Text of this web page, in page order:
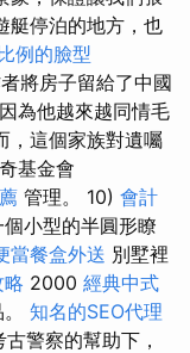
艇停泊的地方，也
例的臉型
將房子留給了中國
為他越來越同情毛
，這個家族對遺囑
基金會
管理。 10) 會計
小型的半圓形瞭
當餐盒外送 別墅裡
2000 經典中式
知名的SEO代理
警察的幫助下，